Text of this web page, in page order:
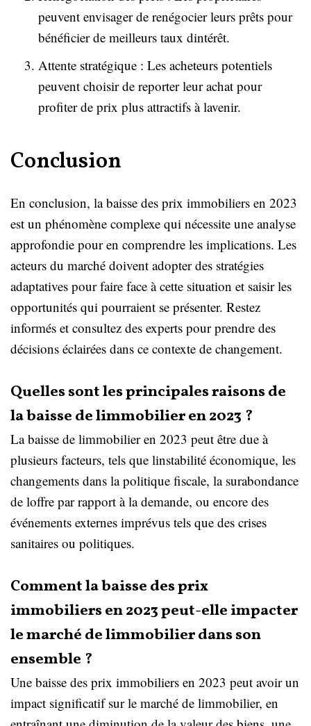
peuvent envisager de renégocier leurs prêts pour
bénéficier de meilleurs taux dintérêt.
Attente stratégique : Les acheteurs potentiels
peuvent choisir de reporter leur achat pour
profiter de prix plus attractifs à lavenir.
Conclusion
En conclusion, la baisse des prix immobiliers en 2023
est un phénomène complexe qui nécessite une analyse
approfondie pour en comprendre les implications. Les
acteurs du marché doivent adopter des stratégies
adaptatives pour faire face à cette situation et saisir les
opportunités qui pourraient se présenter. Restez
informés et consultez des experts pour prendre des
décisions éclairées dans ce contexte de changement.
Quelles sont les principales raisons de
la baisse de limmobilier en 2023 ?
La baisse de limmobilier en 2023 peut être due à
plusieurs facteurs, tels que linstabilité économique, les
changements dans la politique fiscale, la surabondance
de loffre par rapport à la demande, ou encore des
événements externes imprévus tels que des crises
sanitaires ou politiques.
Comment la baisse des prix
immobiliers en 2023 peut-elle impacter
le marché de limmobilier dans son
ensemble ?
Une baisse des prix immobiliers en 2023 peut avoir un
impact significatif sur le marché de limmobilier, en